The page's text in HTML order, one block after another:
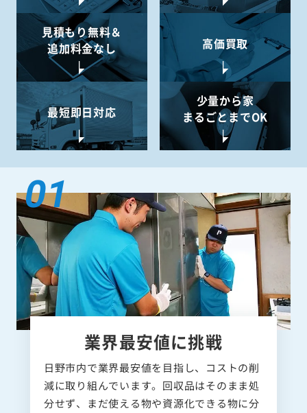
見積もり無料＆
追加料金なし
高価買取
最短即日対応
少量から家
まるごとまでOK
業界最安値に挑戦
日野市内で業界最安値を目指し、コストの削
減に取り組んでいます。回収品はそのまま処
分せず、まだ使える物や資源化できる物に分